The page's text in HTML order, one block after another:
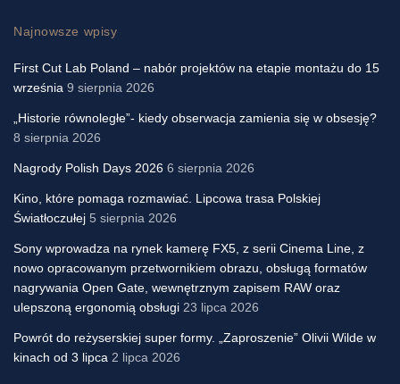
Najnowsze wpisy
First Cut Lab Poland – nabór projektów na etapie montażu do 15
września 9 sierpnia 2026
„Historie równoległe”- kiedy obserwacja zamienia się w obsesję?
8 sierpnia 2026
Nagrody Polish Days 2026 6 sierpnia 2026
Kino, które pomaga rozmawiać. Lipcowa trasa Polskiej
Światłoczułej 5 sierpnia 2026
Sony wprowadza na rynek kamerę FX5, z serii Cinema Line, z
nowo opracowanym przetwornikiem obrazu, obsługą formatów
nagrywania Open Gate, wewnętrznym zapisem RAW oraz
ulepszoną ergonomią obsługi 23 lipca 2026
Powrót do reżyserskiej super formy. „Zaproszenie” Olivii Wilde w
kinach od 3 lipca 2 lipca 2026